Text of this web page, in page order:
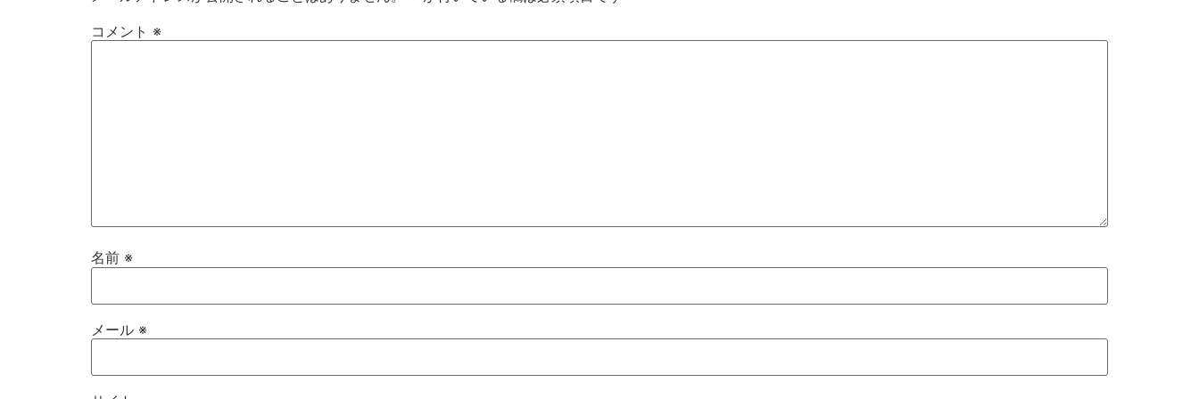
コメント ※
名前 ※
メール ※